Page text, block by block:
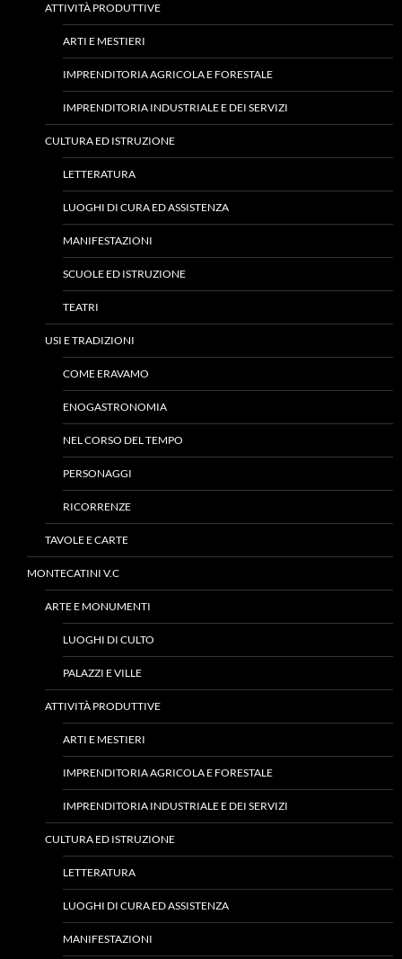
ATTIVITÀ PRODUTTIVE
ARTI E MESTIERI
IMPRENDITORIA AGRICOLA E FORESTALE
IMPRENDITORIA INDUSTRIALE E DEI SERVIZI
CULTURA ED ISTRUZIONE
LETTERATURA
LUOGHI DI CURA ED ASSISTENZA
MANIFESTAZIONI
SCUOLE ED ISTRUZIONE
TEATRI
USI E TRADIZIONI
COME ERAVAMO
ENOGASTRONOMIA
NEL CORSO DEL TEMPO
PERSONAGGI
RICORRENZE
TAVOLE E CARTE
MONTECATINI V.C
ARTE E MONUMENTI
LUOGHI DI CULTO
PALAZZI E VILLE
ATTIVITÀ PRODUTTIVE
ARTI E MESTIERI
IMPRENDITORIA AGRICOLA E FORESTALE
IMPRENDITORIA INDUSTRIALE E DEI SERVIZI
CULTURA ED ISTRUZIONE
LETTERATURA
LUOGHI DI CURA ED ASSISTENZA
MANIFESTAZIONI